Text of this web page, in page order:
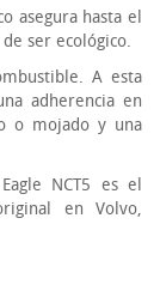
asegura hasta el
ser ecológico.
A esta
adherencia en
o mojado y una
NCT5 es el
en Volvo,